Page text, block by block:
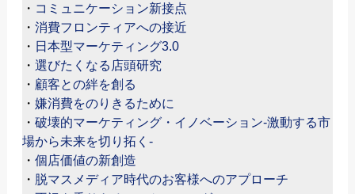
・ コミュニケーション新接点
・ 消費フロンティアへの接近
・ 日本型マーケティング3.0
・ 選びたくなる店頭研究
・ 顧客との絆を創る
・ 嫌消費をのりきるために
・ 破壊的マーケティング・イノベーション-激動する市
場から未来を切り拓く-
・ 個店価値の新創造
・ 脱マスメディア時代のお客様へのアプローチ